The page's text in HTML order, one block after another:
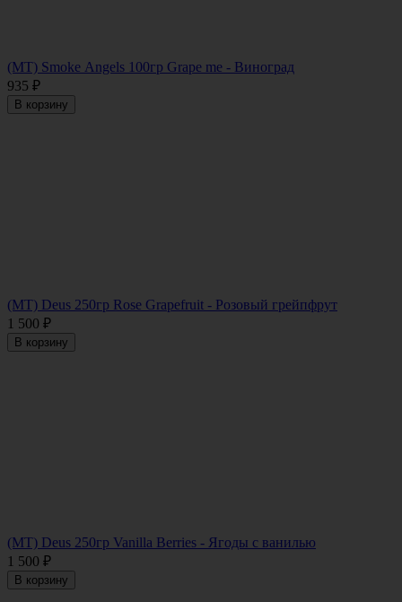
(MT) Smoke Angels 100гр Grape me - Виноград
935 ₽
В корзину
(МТ) Deus 250гр Rose Grapefruit - Розовый грейпфрут
1 500 ₽
В корзину
(МТ) Deus 250гр Vanilla Berries - Ягоды с ванилью
1 500 ₽
В корзину